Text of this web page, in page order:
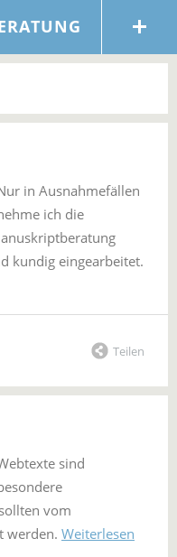
in Ausnahmefällen
ich die
kundig eingearbeitet.
Teilen
sind
vom
werden. Weiterlesen